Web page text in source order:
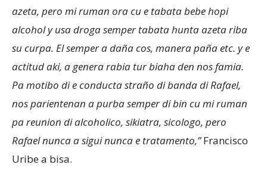
azeta, pero mi ruman ora cu e tabata bebe hopi
alcohol y usa droga semper tabata hunta azeta riba
su curpa. El semper a daña cos, manera paña etc. y e
actitud aki, a genera rabia tur biaha den nos famia.
Pa motibo di e conducta straño di banda di Rafael,
nos parientenan a purba semper di bin cu mi ruman
pa reunion di alcoholico, sikiatra, sicologo, pero
Rafael nunca a sigui nunca e tratamento,”Francisco
Uribe a bisa.